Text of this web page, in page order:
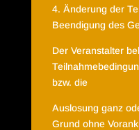
4. Änderung der
Beendigung des
Der Veranstalter
bzw. die
Auslosung ganz
Grund ohne